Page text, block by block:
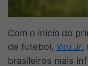
Com o início do
de futebol, Vini Jr.
brasileiros mais